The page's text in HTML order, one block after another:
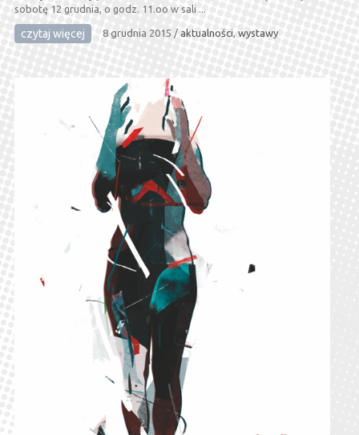
sobotę 12 grudnia, o godz. 11.oo w sali ...
czytaj więcej 8 grudnia 2015 / aktualności, wystawy